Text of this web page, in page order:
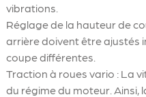
vibrations.
Réglage de la hauteur de
arrière doivent être ajustés
coupe différentes.
Traction à roues vario : La
du régime du moteur.